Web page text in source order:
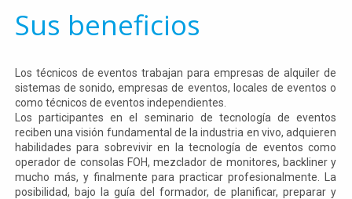
Sus beneficios
Los técnicos de eventos trabajan para empresas de alquiler de
sistemas de sonido, empresas de eventos, locales de eventos o
como técnicos de eventos independientes.
Los participantes en el seminario de tecnología de eventos
reciben una visión fundamental de la industria en vivo, adquieren
habilidades para sobrevivir en la tecnología de eventos como
operador de consolas FOH, mezclador de monitores, backliner y
mucho más, y finalmente para practicar profesionalmente. La
posibilidad, bajo la guía del formador, de planificar, preparar y